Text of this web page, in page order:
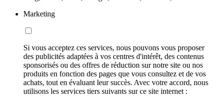
Marketing
Si vous acceptez ces services, nous pouvons vous proposer
des publicités adaptées à vos centres d'intérêt, des contenus
sponsorisés ou des offres de réduction sur notre site ou nos
produits en fonction des pages que vous consultez et de vos
achats, tout en évaluant leur succès. Avec votre accord, nous
utilisons les services tiers suivants sur ce site internet :